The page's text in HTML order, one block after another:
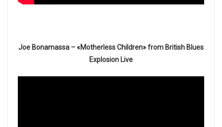
Joe Bonamassa – «Motherless Children» from British Blues
Explosion Live